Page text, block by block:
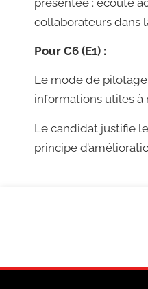
collaborateurs dans
Pour C6 (E1) :
Le mode de
informations utiles à
Le candidat justifie
principe